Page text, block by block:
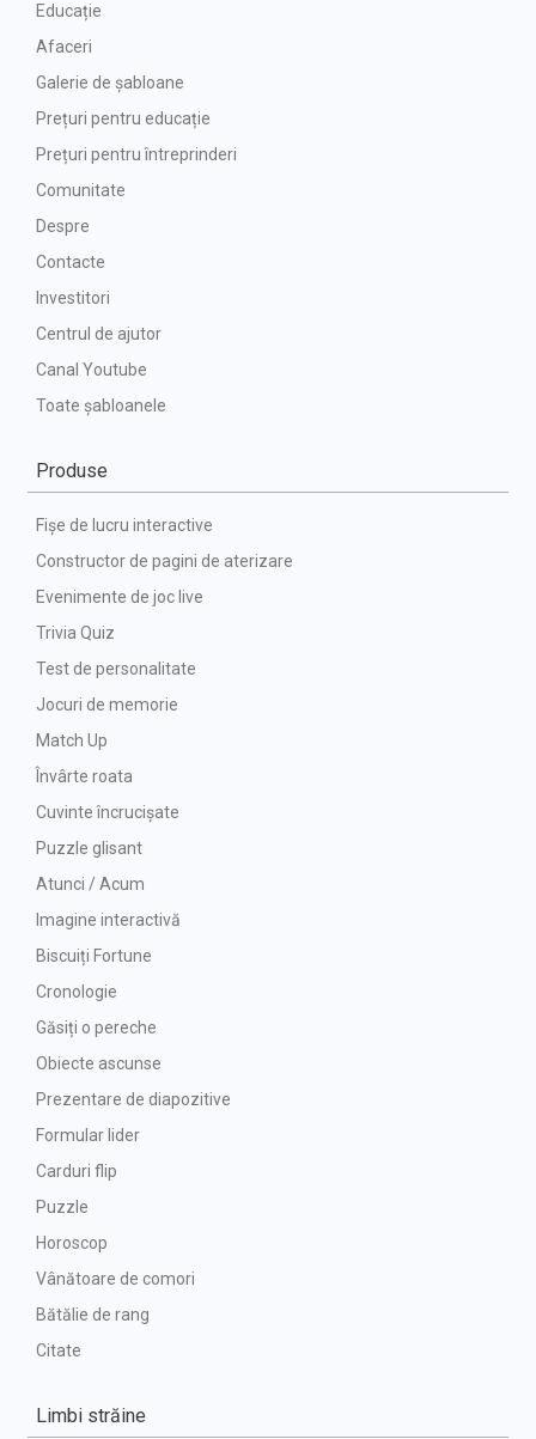
Educație
Afaceri
Galerie de șabloane
Prețuri pentru educație
Prețuri pentru întreprinderi
Comunitate
Despre
Contacte
Investitori
Centrul de ajutor
Canal Youtube
Toate șabloanele
Produse
Fișe de lucru interactive
Constructor de pagini de aterizare
Evenimente de joc live
Trivia Quiz
Test de personalitate
Jocuri de memorie
Match Up
Învârte roata
Cuvinte încrucișate
Puzzle glisant
Atunci / Acum
Imagine interactivă
Biscuiți Fortune
Cronologie
Găsiți o pereche
Obiecte ascunse
Prezentare de diapozitive
Formular lider
Carduri flip
Puzzle
Horoscop
Vânătoare de comori
Bătălie de rang
Citate
Limbi străine